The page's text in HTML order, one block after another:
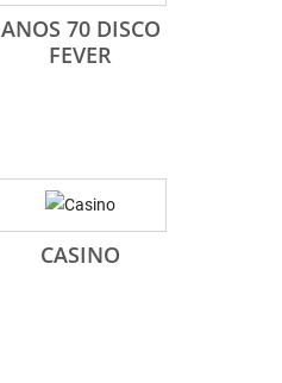
ANOS 70 DISCO
FEVER
CASINO